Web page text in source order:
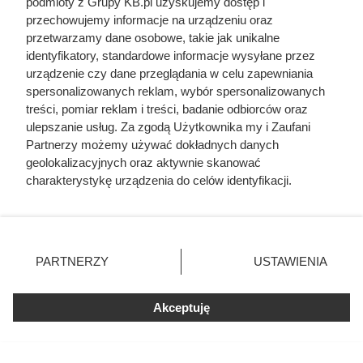
Cennik usług budowlanych 2026: szczegółowe
ceny prac
Cennik ścianek działowych z płyt g-k i suchej
zabudowy
Cennik układania paneli podłogowych w całej
Polsce
przechowujemy informacje na urządzeniu oraz
przetwarzamy dane osobowe, takie jak unikalne
identyfikatory, standardowe informacje wysyłane przez
urządzenie czy dane przeglądania w celu zapewniania
spersonalizowanych reklam, wybór spersonalizowanych
treści, pomiar reklam i treści, badanie odbiorców oraz
ulepszanie usług. Za zgodą Użytkownika my i Zaufani
Partnerzy możemy używać dokładnych danych
geolokalizacyjnych oraz aktywnie skanować
charakterystykę urządzenia do celów identyfikacji.
zmienić/wycofać klikając przycisk ustawień prywatności
znajdujący się w lewym dolnym rogu strony. Niektóre
użytkownika, ale masz prawo sprzeciwić się takiemu
przetwarzaniu. Preferencje będą miały zastosowania tylko
PARTNERZY USTAWIENIA
Akceptuję